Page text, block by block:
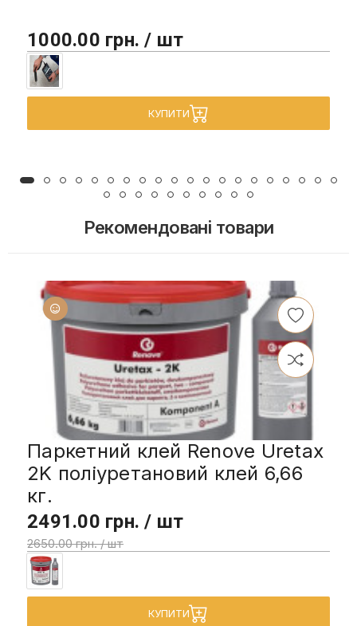
1000.00 грн. / шт
КУПИТИ
Рекомендовані товари
Паркетний клей Renove Uretax
2K поліуретановий клей 6,66
кг.
2491.00 грн. / шт
2650.00 грн. / шт
КУПИТИ